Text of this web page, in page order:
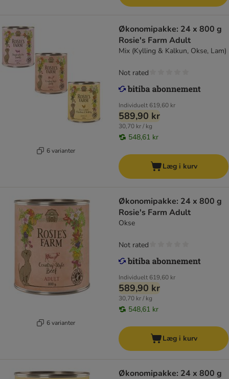
6 varianter
Økonomipakke: 24 x 800 g
Rosie's Farm Adult
Mix (Kylling & Kalkun, Okse, Lam)
Individuelt 619,60 kr
589,90 kr
30,70 kr / kg
548,61 kr
Not rated
Læg i kurv
6 varianter
Økonomipakke: 24 x 800 g
Rosie's Farm Adult
Okse
Individuelt 619,60 kr
589,90 kr
30,70 kr / kg
548,61 kr
Not rated
Læg i kurv
Økonomipakke: 24 x 800 g